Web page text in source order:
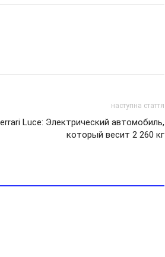
наступна стаття
Luce: Электрический автомобиль,
который весит 2 260 кг